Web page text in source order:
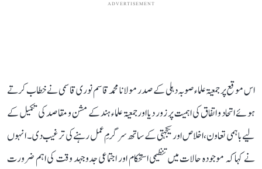
ADVERTISEMENT
اس موقع پر جمعیۃ علماء صوبہ دہلی کے صدر مولانا محمد قاسم نوری قاسمی نے خطاب کرتے
ہوئے اتحاد و اتفاق کی اہمیت پر زور دیا اور جمعیۃ علماء ہند کے مشن و مقاصد کی تکمیل کے
لیے باہمی تعاون، اخلاص اور یکجہتی کے ساتھ سرگرمِ عمل رہنے کی ترغیب دی۔ انہوں
نے کہا کہ موجودہ حالات میں تنظیمی استحکام اور اجتماعی جدوجہد وقت کی اہم ضرورت